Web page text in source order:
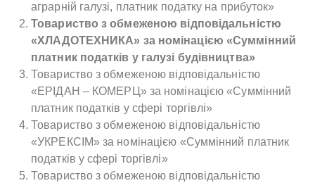
аграрній галузі, платник податку на прибуток»
Товариство з обмеженою відповідальністю
«ХЛАДОТЕХНИКА» за номінацією «Суммінний
платник податків у галузі будівництва»
Товариство з обмеженою відповідальністю
«ЕРІДАН – КОМЕРЦ» за номінацією «Суммінний
платник податків у сфері торгівлі»
Товариство з обмеженою відповідальністю
«УКРЕКСІМ» за номінацією «Суммінний платник
податків у сфері торгівлі»
Товариство з обмеженою відповідальністю